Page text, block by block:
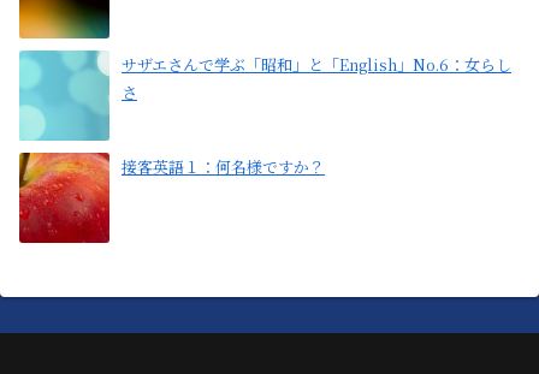
サザエさんで学ぶ「昭和」と「English」No.6：女らし
さ
接客英語１：何名様ですか？